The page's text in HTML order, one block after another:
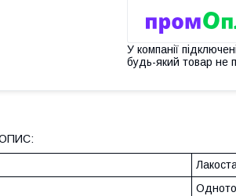
У компанії
будь-який товар не